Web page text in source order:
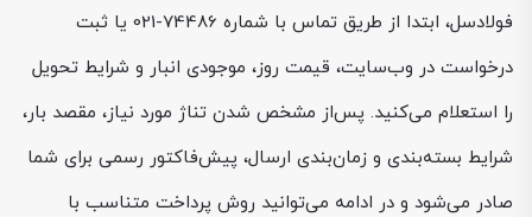
فولادسل، ابتدا از طریق تماس با شماره 74486-021 یا ثبت
درخواست در وب‌سایت، قیمت روز، موجودی انبار و شرایط تحویل
را استعلام می‌کنید. پس‌از مشخص شدن تناژ مورد نیاز، مقصد بار،
شرایط بسته‌بندی و زمان‌بندی ارسال، پیش‌فاکتور رسمی برای شما
صادر می‌شود و در ادامه می‌توانید روش پرداخت متناسب با